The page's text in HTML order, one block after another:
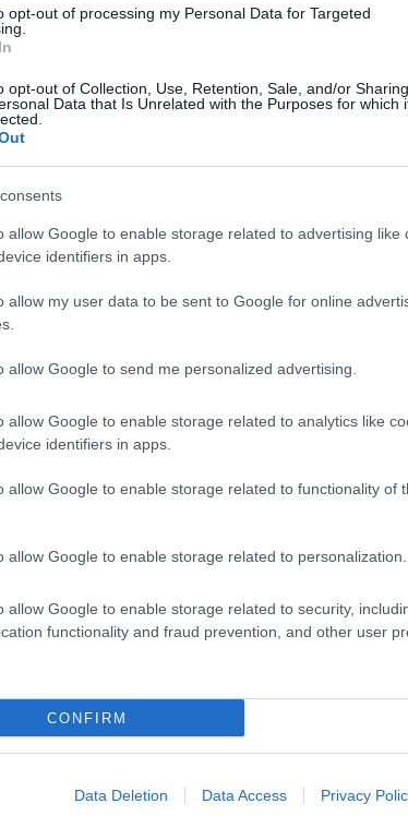
opt-out of processing my Personal Data for Targeted
opt-out of Collection, Use, Retention, Sale, and/or Sharing
Data that Is Unrelated with the Purposes for which
allow Google to enable storage related to advertising like
identifiers in apps.
allow my user data to be sent to Google for online
allow Google to send me personalized advertising.
allow Google to enable storage related to analytics like
identifiers in apps.
allow Google to enable storage related to functionality of
allow Google to enable storage related to personalization.
allow Google to enable storage related to security,
functionality and fraud prevention, and other user
CONFIRM
Data Deletion Data Access Privacy
Olbia
Supermercati Olbia Natale
Aperto Olbia
Prossimo articolo
Invia un Comunicato Stampa|Pubblicità|